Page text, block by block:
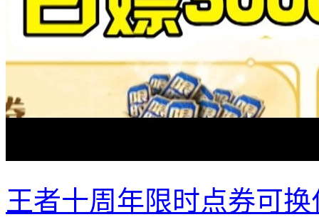
王者十周年限时点券可